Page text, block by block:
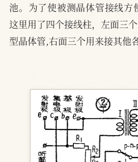
池。为了使被测晶体管接线方
这里用了四个接线柱，左面三
型晶体管,右面三个用来接其他